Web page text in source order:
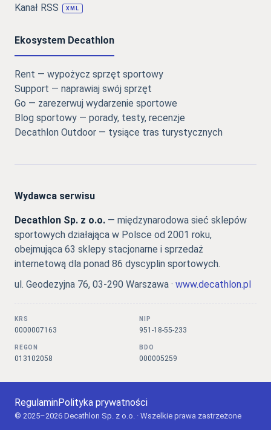
Kanał RSS
XML
Ekosystem Decathlon
Rent — wypożycz sprzęt sportowy
Support — naprawiaj swój sprzęt
Go — zarezerwuj wydarzenie sportowe
Blog sportowy — porady, testy, recenzje
Decathlon Outdoor — tysiące tras turystycznych
Wydawca serwisu
Decathlon Sp. z o.o. — międzynarodowa sieć sklepów
sportowych działająca w Polsce od 2001 roku,
obejmująca 63 sklepy stacjonarne i sprzedaż
internetową dla ponad 86 dyscyplin sportowych.
ul. Geodezyjna 76, 03-290 Warszawa · www.decathlon.pl
KRS
0000007163
NIP
951-18-55-233
REGON
013102058
BDO
000005259
RegulaminPolityka prywatności
© 2025–2026 Decathlon Sp. z o.o. · Wszelkie prawa zastrzeżone